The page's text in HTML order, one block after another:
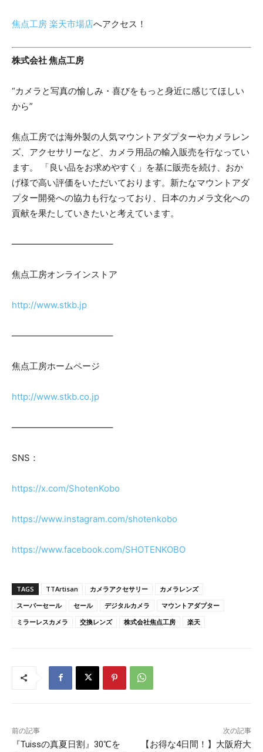
焦点工房 楽天市場店へアクセス！
株式会社 焦点工房
“カメラと写真の愉しみ・喜びをもっと身近に感じてほしい
から”
焦点工房では海外製の人気マウントアダプターやカメラレン
ズ、アクセサリーなど、カメラ用品の輸入販売を行なってい
ます。 「良い品をお求めやすく」を基に販売を続け、おか
げ様で高い評価をいただいております。新たなマウントアダ
プター開発への協力も行なっており、日本のカメラ文化への
貢献を果たしていきたいと考えています。
———————————–
焦点工房オンラインストア
http://www.stkb.jp
———————————–
焦点工房ホームページ
http://www.stkb.co.jp
———————————–
SNS：
https://x.com/ShotenKobo
https://www.instagram.com/shotenkobo
https://www.facebook.com/SHOTENKOBO
TAGS TTArtisan カメラアクセサリー
カメラレンズ
スーパーセール
セール デジタルカメラ
マウントアダプター
ミラーレスカメラ
交換レンズ 株式会社焦点工房 楽天
前の記事
『Tuissの真夏日割』30℃を
次の記事
【お得な4日間！】大阪府大